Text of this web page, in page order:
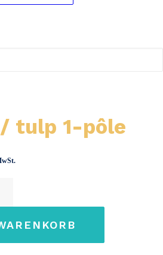
48V 3A RCA
tulp 1-pôle